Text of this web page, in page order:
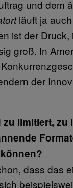
und dem
läuft ja
ist der Druck,
groß. In
der
limitiert, zu
dass das